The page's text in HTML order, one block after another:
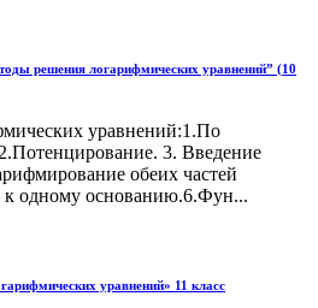
решения логарифмических уравнений” (10
уравнений:1.По
3. Введение
обеих частей
к одному основанию.6.Фун...
уравнений» 11 класс